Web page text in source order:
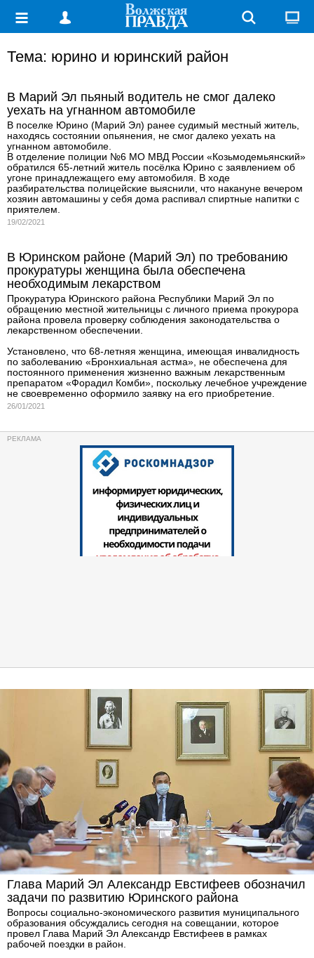
Тема: юрино и юринский район
В Марий Эл пьяный водитель не смог далеко
уехать на угнанном автомобиле
В поселке Юрино (Марий Эл) ранее судимый местный житель,
находясь состоянии опьянения, не смог далеко уехать на
угнанном автомобиле.
В отделение полиции №6 МО МВД России «Козьмодемьянский»
обратился 65-летний житель посёлка Юрино с заявлением об
угоне принадлежащего ему автомобиля. В ходе
разбирательства полицейские выяснили, что накануне вечером
хозяин автомашины у себя дома распивал спиртные напитки с
приятелем.
19/02/2021
В Юринском районе (Марий Эл) по требованию
прокуратуры женщина была обеспечена
необходимым лекарством
Прокуратура Юринского района Республики Марий Эл по
обращению местной жительницы с личного приема прокурора
района провела проверку соблюдения законодательства о
лекарственном обеспечении.
Установлено, что 68-летняя женщина, имеющая инвалидность
по заболеванию «Бронхиальная астма», не обеспечена для
постоянного применения жизненно важным лекарственным
препаратом «Форадил Комби», поскольку лечебное учреждение
не своевременно оформило заявку на его приобретение.
26/01/2021
Глава Марий Эл Александр Евстифеев обозначил
задачи по развитию Юринского района
Вопросы социально-экономического развития муниципального
образования обсуждались сегодня на совещании, которое
провел Глава Марий Эл Александр Евстифеев в рамках
рабочей поездки в район.